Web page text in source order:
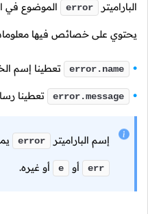
الباراميتر error الموضوع في
يحتوي على خصائص فيها
error.name تعطينا إسم
error.message تعطينا
إسم الباراميتر error
err أو e أو غيره.